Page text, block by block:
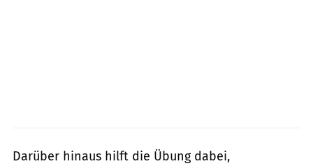
Darüber hinaus hilft die Übung dabei,